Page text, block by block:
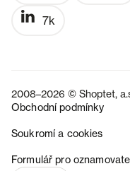
7k
2008–2026 © Shoptet,
Obchodní podmínky
Soukromí a cookies
Formulář pro